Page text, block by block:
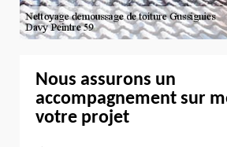
Nous assurons un
accompagnement sur
votre projet